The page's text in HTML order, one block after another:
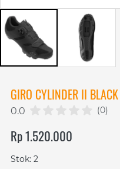
GIRO CYLINDER II BLACK
0.0 (0)
Rp 1.520.000
Stok: 2